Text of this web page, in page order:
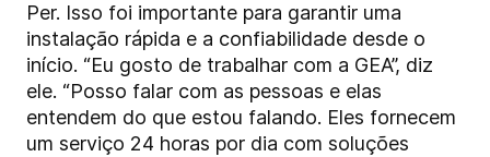
Per. Isso foi importante para garantir uma
instalação rápida e a confiabilidade desde o
início. “Eu gosto de trabalhar com a GEA”, diz
ele. “Posso falar com as pessoas e elas
entendem do que estou falando. Eles fornecem
um serviço 24 horas por dia com soluções